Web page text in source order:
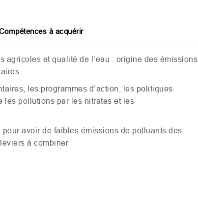
à acquérir
agricoles et qualité de l’eau : origine des émissions
les programmes d’action, les politiques
les pollutions par les nitrates et les
avoir de faibles émissions de polluants des
à combiner